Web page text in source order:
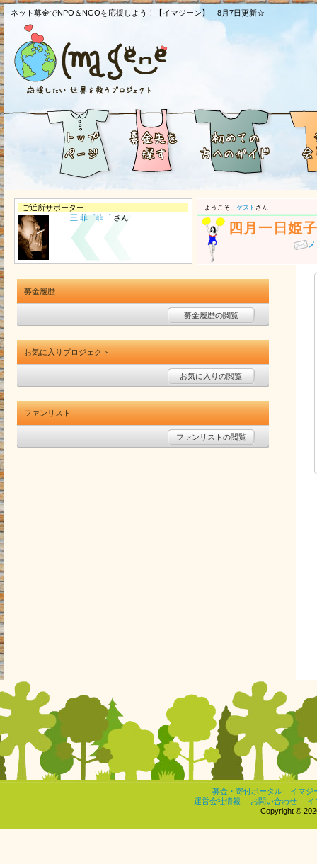
ネット募金でNPO＆NGOを応援しよう！【イマジーン】 8月7日更新☆
ご近所サポーター
王 菲゜菲゜ さん
ようこそ、 ゲスト さん
四月一日姫子
募金履歴
募金履歴の閲覧
お気に入りプロジェクト
お気に入りの閲覧
ファンリスト
ファンリストの閲覧
募金・寄付ポータル「イマジ
運営会社情報
お問い合わせ
イ
Copyright ©